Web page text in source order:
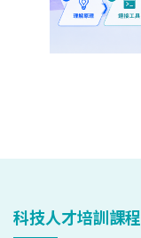
科技人才培訓課程